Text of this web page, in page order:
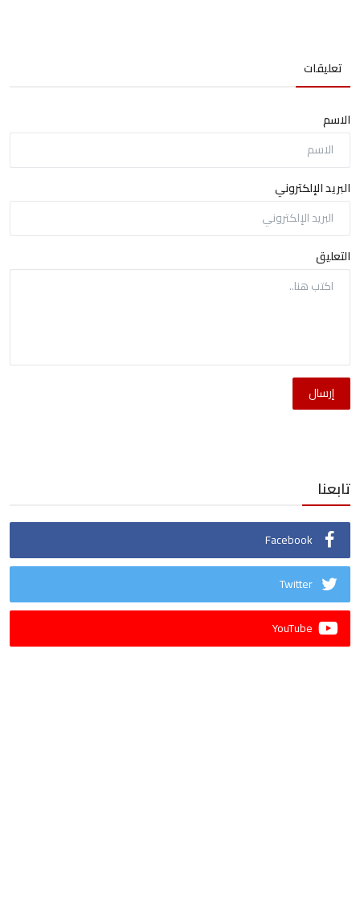
تعليقات
الاسم
البريد الإلكتروني
التعليق
إرسال
تابعنا
Facebook
Twitter
YouTube